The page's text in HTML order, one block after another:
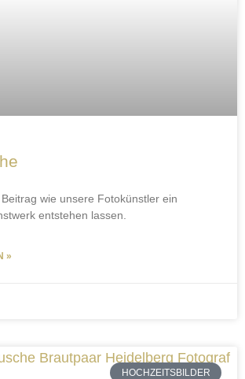
wie unsere Fotokünstler ein
entstehen lassen.
»
HOCHZEITSBILDER